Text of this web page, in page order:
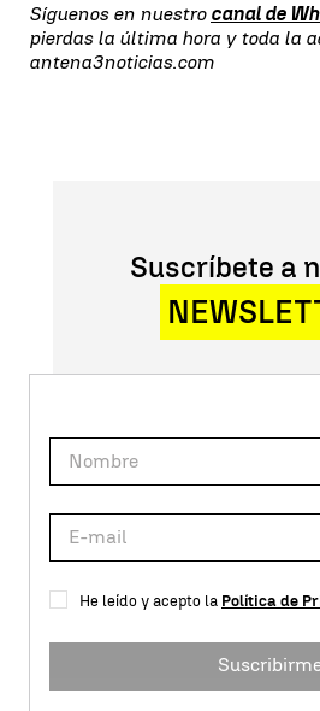
Síguenos en nuestro canal de
pierdas la última hora y toda la
antena3noticias.com
Suscríbete a
He leído y acepto la Política de